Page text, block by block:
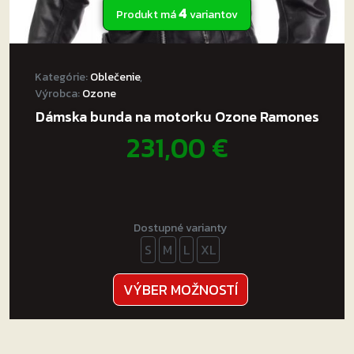
Produkt má4variantov
Kategórie:Oblečenie,
Výrobca:Ozone
Dámska bunda na motorku Ozone Ramones
231,00€
Dostupné varianty
S M L XL
VÝBER MOŽNOSTÍ
produkt
má